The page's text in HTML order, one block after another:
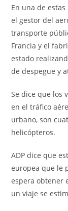
En una de
el gestor del
transporte
Francia y el
estado
de despegue y
Se dice que los
en el tráfico
urbano, son
helicópteros.
ADP dice que
europea que le
espera obtener
un viaje se